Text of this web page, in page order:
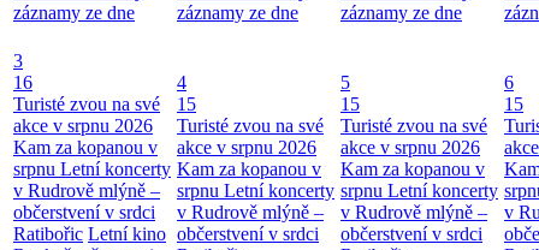
záznamy ze dne
záznamy ze dne
záznamy ze dne
3
16
Turisté zvou na své
akce v srpnu 2026
Kam za kopanou v
srpnu Letní koncerty
v Rudrově mlýně –
občerstvení v srdci
Ratibořic Letní kino
4
15
Turisté zvou na své
akce v srpnu 2026
Kam za kopanou v
srpnu Letní koncerty
v Rudrově mlýně –
občerstvení v srdci
5
15
Turisté zvou na své
akce v srpnu 2026
Kam za kopanou v
srpnu Letní koncerty
v Rudrově mlýně –
občerstvení v srdci
6
15
v